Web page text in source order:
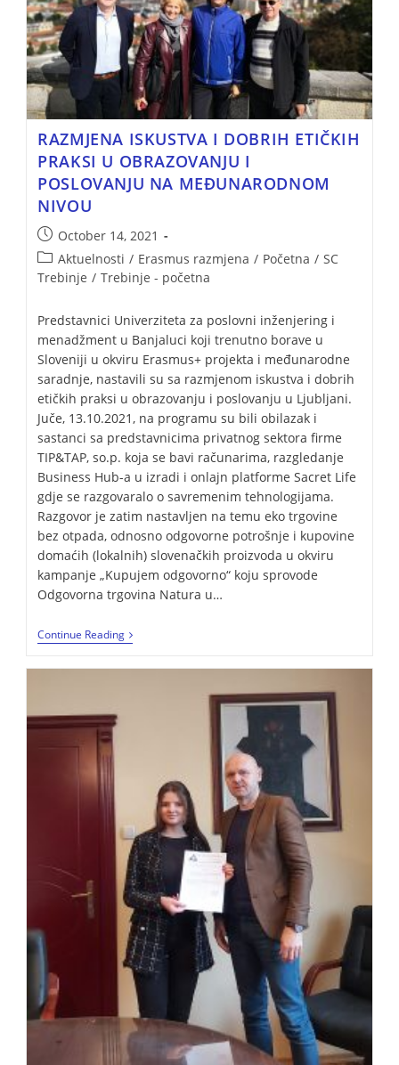
RAZMJENA ISKUSTVA I DOBRIH ETIČKIH
PRAKSI U OBRAZOVANJU I
POSLOVANJU NA MEĐUNARODNOM
NIVOU
October 14, 2021
Aktuelnosti / Erasmus razmjena / Početna / SC
Trebinje / Trebinje - početna
Predstavnici Univerziteta za poslovni inženjering i
menadžment u Banjaluci koji trenutno borave u
Sloveniji u okviru Erasmus+ projekta i međunarodne
saradnje, nastavili su sa razmjenom iskustva i dobrih
etičkih praksi u obrazovanju i poslovanju u Ljubljani.
Juče, 13.10.2021, na programu su bili obilazak i
sastanci sa predstavnicima privatnog sektora firme
TIP&TAP, so.p. koja se bavi računarima, razgledanje
Business Hub-a u izradi i onlajn platforme Sacret Life
gdje se razgovaralo o savremenim tehnologijama.
Razgovor je zatim nastavljen na temu eko trgovine
bez otpada, odnosno odgovorne potrošnje i kupovine
domaćih (lokalnih) slovenačkih proizvoda u okviru
kampanje „Kupujem odgovorno“ koju sprovode
Odgovorna trgovina Natura u…
Continue Reading